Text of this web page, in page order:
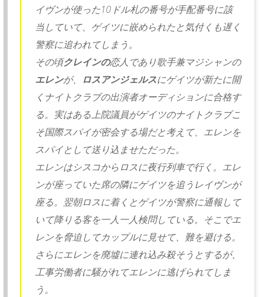
イヴンが使った10ドル札の番号が手配番号に該
当していて、 ゲイツに嵌められたと気付くも遅く
警察に追われてしまう。
その頃クレインの恋人であり歌手兼マジシャンの
エレンが、 ロスアンジェルスにゲイツが新たに開
くナイトクラブの出演者オーディションに合格す
る。 実はある上院議員がゲイツのナイトクラブこ
そ国際スパイが密会する場だと考えて、 エレンを
スパイとして送り込ませただった。
エレンはシスコからロスに夜行列車で行く。 エレ
ンが座っていた席の隣にゲイツを追うレイヴンが
座る。 翌朝ロスに着くとゲイツが警察に通報して
いて降りる客を一人一人検問している。そこでエ
レンを脅迫してカップルに見せて、 難を避ける。
さらにエレンを廃墟に連れ込み殺そうとするが、
工事労働者に騒がれてエレンに逃げられてしま
う。